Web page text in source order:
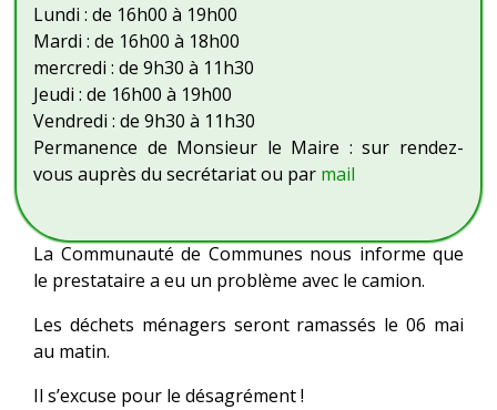
Lundi : de 16h00 à 19h00
Mardi : de 16h00 à 18h00
mercredi : de 9h30 à 11h30
Jeudi : de 16h00 à 19h00
Vendredi : de 9h30 à 11h30
Permanence de Monsieur le Maire : sur rendez-
vous auprès du secrétariat ou par mail
La Communauté de Communes nous informe que
le prestataire a eu un problème avec le camion.
Les déchets ménagers seront ramassés le 06 mai
au matin.
Il s’excuse pour le désagrément !